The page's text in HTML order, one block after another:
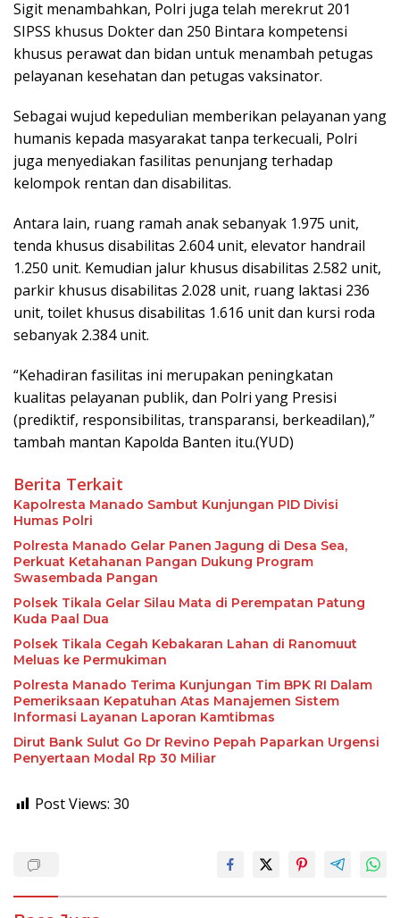
Sigit menambahkan, Polri juga telah merekrut 201
SIPSS khusus Dokter dan 250 Bintara kompetensi
khusus perawat dan bidan untuk menambah petugas
pelayanan kesehatan dan petugas vaksinator.
Sebagai wujud kepedulian memberikan pelayanan yang
humanis kepada masyarakat tanpa terkecuali, Polri
juga menyediakan fasilitas penunjang terhadap
kelompok rentan dan disabilitas.
Antara lain, ruang ramah anak sebanyak 1.975 unit,
tenda khusus disabilitas 2.604 unit, elevator handrail
1.250 unit. Kemudian jalur khusus disabilitas 2.582 unit,
parkir khusus disabilitas 2.028 unit, ruang laktasi 236
unit, toilet khusus disabilitas 1.616 unit dan kursi roda
sebanyak 2.384 unit.
“Kehadiran fasilitas ini merupakan peningkatan
kualitas pelayanan publik, dan Polri yang Presisi
(prediktif, responsibilitas, transparansi, berkeadilan),”
tambah mantan Kapolda Banten itu.(YUD)
Berita Terkait
Kapolresta Manado Sambut Kunjungan PID Divisi
Humas Polri
Polresta Manado Gelar Panen Jagung di Desa Sea,
Perkuat Ketahanan Pangan Dukung Program
Swasembada Pangan
Polsek Tikala Gelar Silau Mata di Perempatan Patung
Kuda Paal Dua
Polsek Tikala Cegah Kebakaran Lahan di Ranomuut
Meluas ke Permukiman
Polresta Manado Terima Kunjungan Tim BPK RI Dalam
Pemeriksaan Kepatuhan Atas Manajemen Sistem
Informasi Layanan Laporan Kamtibmas
Dirut Bank Sulut Go Dr Revino Pepah Paparkan Urgensi
Penyertaan Modal Rp 30 Miliar
Post Views: 30